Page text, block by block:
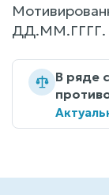
ДД.ММ.ГГГГ.
В ряде